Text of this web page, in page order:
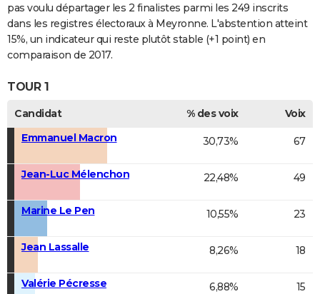
pas voulu départager les 2 finalistes parmi les 249 inscrits
dans les registres électoraux à Meyronne. L'abstention atteint
15%, un indicateur qui reste plutôt stable (+1 point) en
comparaison de 2017.
TOUR 1
Candidat % des voix
Voix
Emmanuel Macron
30,73% 67
Jean-Luc Mélenchon 22,48% 49
Marine Le Pen 10,55% 23
Jean Lassalle 8,26% 18
Valérie Pécresse 6,88% 15